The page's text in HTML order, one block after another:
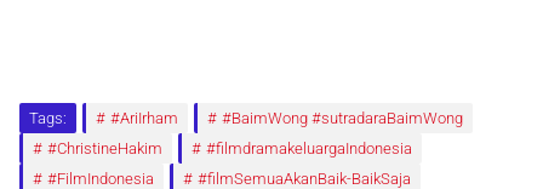
Tags: #AriIrham
#BaimWong #sutradaraBaimWong
#ChristineHakim
#filmdramakeluargaIndonesia
#FilmIndonesia
#filmSemuaAkanBaik-BaikSaja